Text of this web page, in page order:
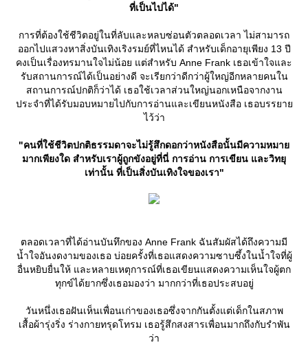
ที่เป็นไปได้"
การที่ต้องใช้ชีวิตอยู่ในที่ลับและหลบซ่อนตัวตลอดเวลา ไม่สามารถ
ออกไปแสวงหาสิ่งบันเทิงเริงรมย์ที่ไหนได้ สำหรับเด็กอายุเพียง 13 ปี
คงเป็นเรื่องทรมานใจไม่น้อย แต่สำหรับ Anne Frank เธอเข้าใจและ
รับสถานการณ์ได้เป็นอย่างดี จะเรียกว่าดีกว่าผู้ใหญ่อีกหลายคนใน
สถานการณ์ปกติก็ว่าได้ เธอใช้เวลาส่วนใหญ่นอกเหนือจากงาน
ประจำที่ได้รับมอบหมายไปกับการอ่านและเขียนหนังสือ เธอบรรยา
ไว้ว่า
"คนที่ใช้ชีวิตปกติธรรมดาจะไม่รู้สึกดอกว่าหนังสือนั้นมีความหมา
มากเพียงใด สำหรับเราผู้ถูกขังอยู่ที่นี่ การอ่าน การเขียน และวิทยุ
เท่านั้น ที่เป็นสิ่งบันเทิงใจของเรา"
ตลอดเวลาที่ได้อ่านบันทึกของ Anne Frank ฉันสัมผัสได้ถึงความมี
น้ำใจอันงดงามของเธอ บ่อยครั้งที่เธอแสดงความซาบซึ้งในน้ำใจที่ผู้
อื่นหยิบยื่นให้ และหลายเหตุการณ์ที่เธอเขียนแสดงความเห็นใจผู้ตก
ทุกข์ได้ยากซึ่งเธอมองว่า มากกว่าที่เธอประสบอยู่
วันหนึ่งเธอฝันเห็นเพื่อนเก่าของเธอซึ่งจากกันตั้งแต่เด็กในสภาพ
เสื้อผ้ารุ่งริ่ง ร่างกายทรุดโทรม เธอรู้สึกสงสารเพื่อนมากถึงกับรำพัน
ว่า